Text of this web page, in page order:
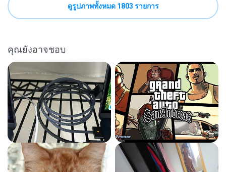
ดูรูปภาพทั้งหมด 1803 รายการ
คุณยังอาจชอบ